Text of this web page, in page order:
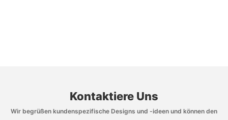
Kontaktiere Uns
Wir begrüßen kundenspezifische Designs und -ideen und können den